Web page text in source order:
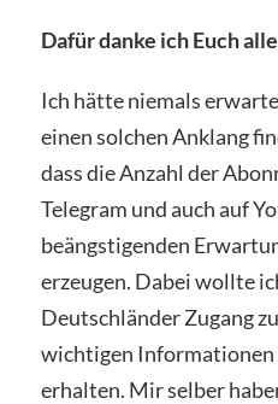
Dafür danke ich Euch
Ich hätte niemals
einen solchen Anklang
dass die Anzahl der
Telegram und auch auf
beängstigenden
erzeugen. Dabei wollte
Deutschländer Zugang
wichtigen Informationen
erhalten. Mir selber